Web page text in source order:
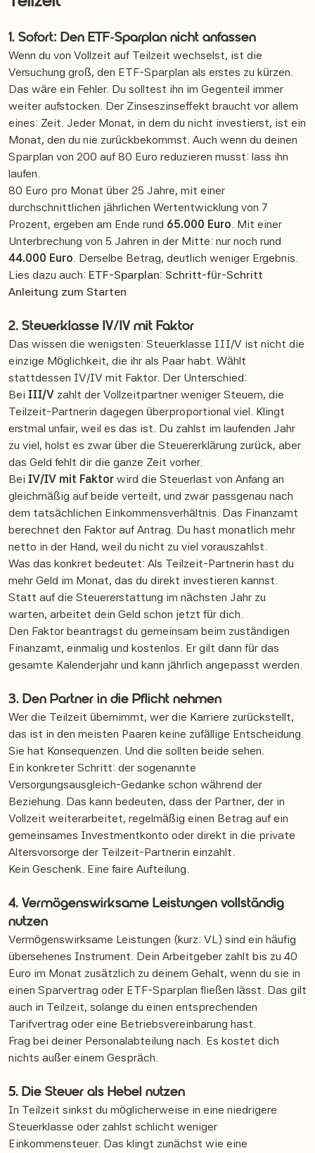
1. Sofort: Den ETF-Sparplan nicht anfassen
Wenn du von Vollzeit auf Teilzeit wechselst, ist die
Versuchung groß, den ETF-Sparplan als erstes zu kürzen.
Das wäre ein Fehler. Du solltest ihn im Gegenteil immer
weiter aufstocken. Der Zinseszinseffekt braucht vor allem
eines: Zeit. Jeder Monat, in dem du nicht investierst, ist ein
Monat, den du nie zurückbekommst. Auch wenn du deinen
Sparplan von 200 auf 80 Euro reduzieren musst: lass ihn
laufen.
80 Euro pro Monat über 25 Jahre, mit einer
durchschnittlichen jährlichen Wertentwicklung von 7
Prozent, ergeben am Ende rund 65.000 Euro. Mit einer
Unterbrechung von 5 Jahren in der Mitte: nur noch rund
44.000 Euro. Derselbe Betrag, deutlich weniger Ergebnis.
Lies dazu auch: ETF-Sparplan: Schritt-für-Schritt
Anleitung zum Starten
2. Steuerklasse IV/IV mit Faktor
Das wissen die wenigsten: Steuerklasse III/V ist nicht die
einzige Möglichkeit, die ihr als Paar habt. Wählt
stattdessen IV/IV mit Faktor. Der Unterschied:
Bei III/V zahlt der Vollzeitpartner weniger Steuern, die
Teilzeit-Partnerin dagegen überproportional viel. Klingt
erstmal unfair, weil es das ist. Du zahlst im laufenden Jahr
zu viel, holst es zwar über die Steuererklärung zurück, aber
das Geld fehlt dir die ganze Zeit vorher.
Bei IV/IV mit Faktor wird die Steuerlast von Anfang an
gleichmäßig auf beide verteilt, und zwar passgenau nach
dem tatsächlichen Einkommensverhältnis. Das Finanzamt
berechnet den Faktor auf Antrag. Du hast monatlich mehr
netto in der Hand, weil du nicht zu viel vorauszahlst.
Was das konkret bedeutet: Als Teilzeit-Partnerin hast du
mehr Geld im Monat, das du direkt investieren kannst.
Statt auf die Steuererstattung im nächsten Jahr zu
warten, arbeitet dein Geld schon jetzt für dich.
Den Faktor beantragst du gemeinsam beim zuständigen
Finanzamt, einmalig und kostenlos. Er gilt dann für das
gesamte Kalenderjahr und kann jährlich angepasst werden.
3. Den Partner in die Pflicht nehmen
Wer die Teilzeit übernimmt, wer die Karriere zurückstellt,
das ist in den meisten Paaren keine zufällige Entscheidung.
Sie hat Konsequenzen. Und die sollten beide sehen.
Ein konkreter Schritt: der sogenannte
Versorgungsausgleich-Gedanke schon während der
Beziehung. Das kann bedeuten, dass der Partner, der in
Vollzeit weiterarbeitet, regelmäßig einen Betrag auf ein
gemeinsames Investmentkonto oder direkt in die private
Altersvorsorge der Teilzeit-Partnerin einzahlt.
Kein Geschenk. Eine faire Aufteilung.
4. Vermögenswirksame Leistungen vollständig
nutzen
Vermögenswirksame Leistungen (kurz: VL) sind ein häufig
übersehenes Instrument. Dein Arbeitgeber zahlt bis zu 40
Euro im Monat zusätzlich zu deinem Gehalt, wenn du sie in
einen Sparvertrag oder ETF-Sparplan fließen lässt. Das gilt
auch in Teilzeit, solange du einen entsprechenden
Tarifvertrag oder eine Betriebsvereinbarung hast.
Frag bei deiner Personalabteilung nach. Es kostet dich
nichts außer einem Gespräch.
5. Die Steuer als Hebel nutzen
In Teilzeit sinkst du möglicherweise in eine niedrigere
Steuerklasse oder zahlst schlicht weniger
Einkommensteuer. Das klingt zunächst wie eine